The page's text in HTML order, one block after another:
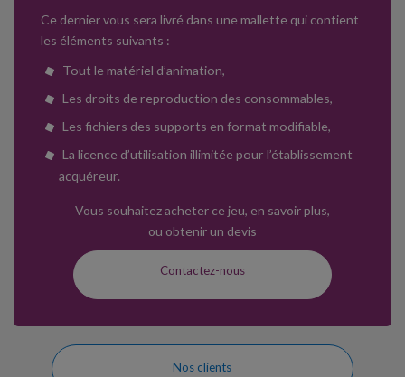
Ce dernier vous sera livré dans une mallette qui contient
les éléments suivants :
Tout le matériel d’animation,
Les droits de reproduction des consommables,
Les fichiers des supports en format modifiable,
La licence d’utilisation illimitée pour l’établissement
acquéreur.
Vous souhaitez acheter ce jeu, en savoir plus,
ou obtenir un devis
Contactez-nous
Nos clients